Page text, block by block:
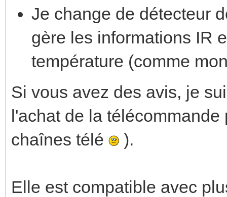
Je change de détecteur
gère les informations IR
température (comme
Si vous avez des avis, je
l'achat de la
chaînes télé
).
Elle est compatible avec